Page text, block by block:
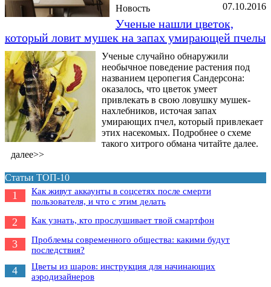
07.10.2016
Новость
Ученые нашли цветок,
который ловит мушек на запах умирающей пчелы
Ученые случайно обнаружили
необычное поведение растения под
названием церопегия Сандерсона:
оказалось, что цветок умеет
привлекать в свою ловушку мушек-
нахлебников, источая запах
умирающих пчел, который привлекает
этих насекомых. Подробнее о схеме
такого хитрого обмана читайте далее.
далее>>
Статьи ТОП-10
1
Как живут аккаунты в соцсетях после смерти
пользователя, и что с этим делать
2 Как узнать, кто прослушивает твой смартфон
3
Проблемы современного общества: какими будут
последствия?
4
Цветы из шаров: инструкция для начинающих
аэродизайнеров